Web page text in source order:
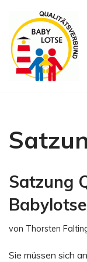
Zum
Inhalt
springen
Satzung
von Thorsten
Sie müssen sich